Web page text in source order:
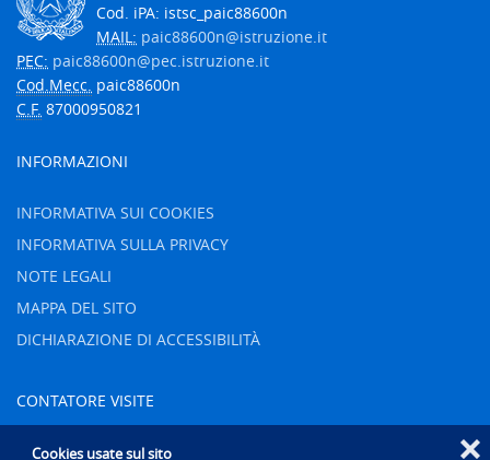
Cookies usate sul sito ❌
Cod. iPA: istsc_paic88600n
MAIL: paic88600n@istruzione.it
PEC: paic88600n@pec.istruzione.it
Cod.Mecc. paic88600n
C.F. 87000950821
INFORMAZIONI
INFORMATIVA SUI COOKIES
INFORMATIVA SULLA PRIVACY
NOTE LEGALI
MAPPA DEL SITO
DICHIARAZIONE DI ACCESSIBILITÀ
CONTATORE VISITE
Oggi 41